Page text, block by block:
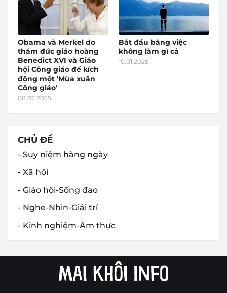
Obama và Merkel do
thám đức giáo hoàng
Benedict XVI và Giáo
hội Công giáo để kích
động một 'Mùa xuân
Công giáo'
08.02.2025
Bắt đầu bằng việc
không làm gì cả
10.01.2025
CHỦ ĐỀ
- Suy niệm hàng ngày
- Xã hội
- Giáo hội-Sống đạo
- Nghe-Nhìn-Giải trí
- Kinh nghiệm-Ẩm thực